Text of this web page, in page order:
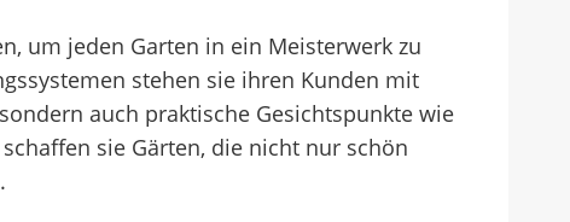
um jeden Garten in ein Meisterwerk zu
stehen sie ihren Kunden mit
auch praktische Gesichtspunkte wie
sie Gärten, die nicht nur schön